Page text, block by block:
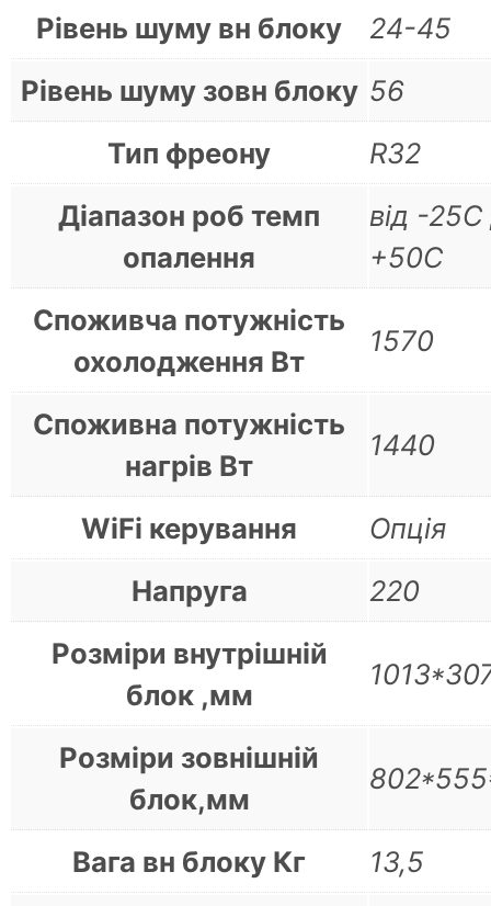
Рівень шуму вн блоку
24-45
Рівень шуму зовн блоку 56
Тип фреону
R32
Діапазон роб темп
опалення
від -
+50С
Споживча потужність
охолодження Вт
1570
Споживна потужність
нагрів Вт
1440
WiFi керування
Опція
Напруга
220
Розміри внутрішній
блок ,мм
Розміри зовнішній
блок,мм
Вага вн блоку Кг
13,5